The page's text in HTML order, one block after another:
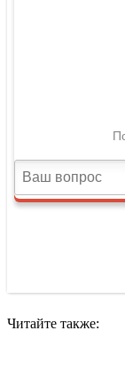
Читайте также: